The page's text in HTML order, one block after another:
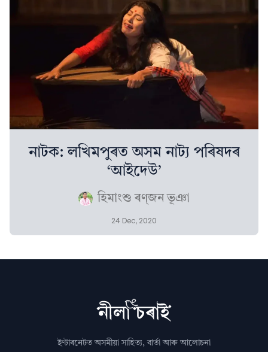
নাটক: লখিমপুৰত অসম নাট্য পৰিষদৰ
‘আইদেউ’
হিমাংশু ৰণ্‌জন ভূঞা
24 Dec, 2020
ইণ্টাৰনেটত অসমীয়া সাহিত্য, বাৰ্তা আৰু আলোচনা